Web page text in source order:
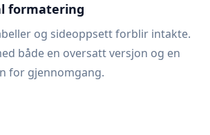
formatering
og sideoppsett forblir intakte.
både en oversatt versjon og en
for gjennomgang.